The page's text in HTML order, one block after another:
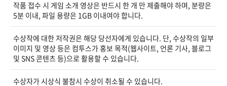
작품 접수 시 게임 소개 영상은 반드시 한 개 만 제출해야 하며, 분량은
5분 이내, 파일 용량은 1GB 이내여야 합니다.
수상작에 대한 저작권은 해당 당선자에게 있습니다. 단, 수상작의 일부
이미지 및 영상 등은 컴투스가 홍보 목적(웹사이트, 언론 기사, 블로그
및 SNS 콘텐츠 등)으로 활용할 수 있습니다.
수상자가 시상식 불참시 수상이 취소될 수 있습니다.